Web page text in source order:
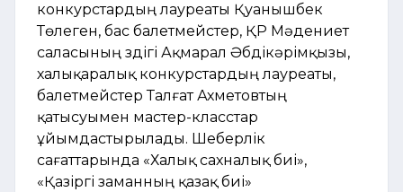
конкурстардың лауреаты Қуанышбек
Төлеген, бас балетмейстер, ҚР Мәдениет
саласының үздігі Ақмарал Әбдікәрімқызы,
халықаралық конкурстардың лауреаты,
балетмейстер Талғат Ахметовтың
қатысуымен мастер-класстар
ұйымдастырылады. Шеберлік
сағаттарында «Халық сахналық биі»,
«Қазіргі заманның қазақ биі»